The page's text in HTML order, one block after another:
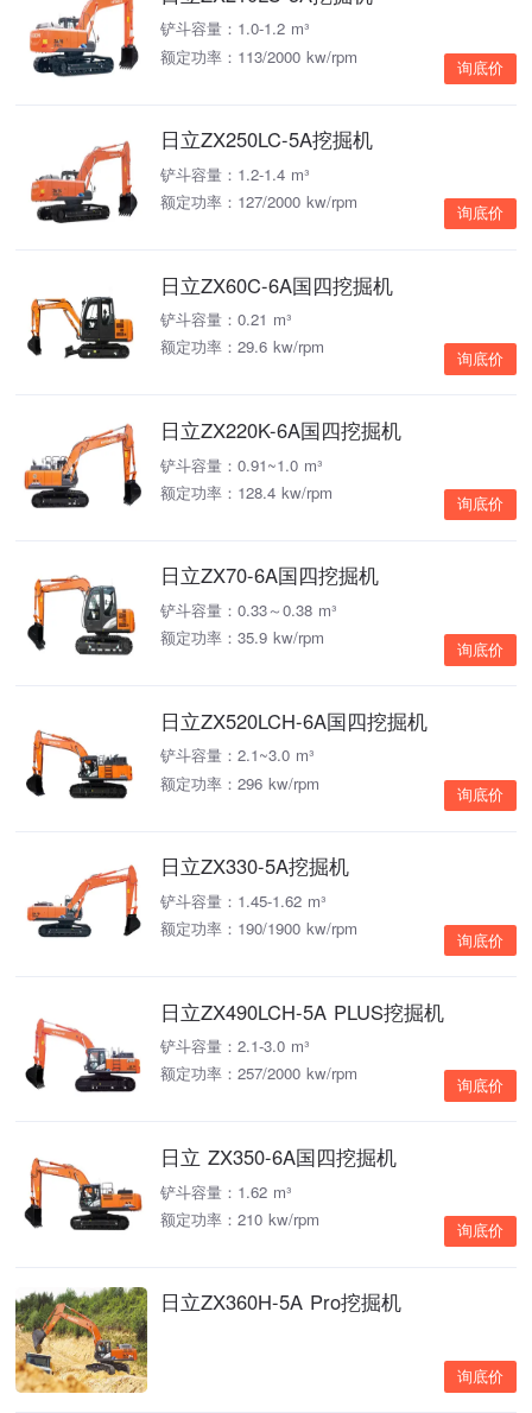
铲斗容量：1.0-1.2 m³
额定功率：113/2000 kw/rpm
询底价
日立ZX250LC-5A挖掘机
铲斗容量：1.2-1.4 m³
额定功率：127/2000 kw/rpm
询底价
日立ZX60C-6A国四挖掘机
铲斗容量：0.21 m³
额定功率：29.6 kw/rpm
询底价
日立ZX220K-6A国四挖掘机
铲斗容量：0.91~1.0 m³
额定功率：128.4 kw/rpm
询底价
日立ZX70-6A国四挖掘机
铲斗容量：0.33～0.38 m³
额定功率：35.9 kw/rpm
询底价
日立ZX520LCH-6A国四挖掘机
铲斗容量：2.1~3.0 m³
额定功率：296 kw/rpm
询底价
日立ZX330-5A挖掘机
铲斗容量：1.45-1.62 m³
额定功率：190/1900 kw/rpm
询底价
日立ZX490LCH-5A PLUS挖掘机
铲斗容量：2.1-3.0 m³
额定功率：257/2000 kw/rpm
询底价
日立 ZX350-6A国四挖掘机
铲斗容量：1.62 m³
额定功率：210 kw/rpm
询底价
日立ZX360H-5A Pro挖掘机
询底价